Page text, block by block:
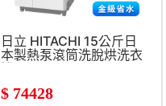
日立 HITACHI 15公斤日
本製熱泵滾筒洗脫烘洗衣
$ 74428